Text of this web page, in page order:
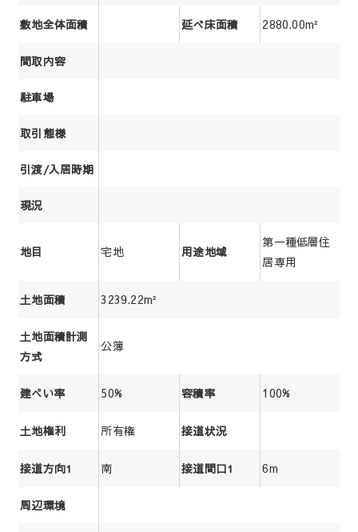
敷地全体面積 延べ床面積 2880.00m²
間取内容
駐車場
取引態様
引渡/入居時期
現況
地目 宅地 用途地域
第一種低層住
居専用
土地面積 3239.22m²
土地面積計測
方式
公簿
建ぺい率 50% 容積率 100%
土地権利 所有権 接道状況
接道方向1 南 接道間口1 6m
周辺環境